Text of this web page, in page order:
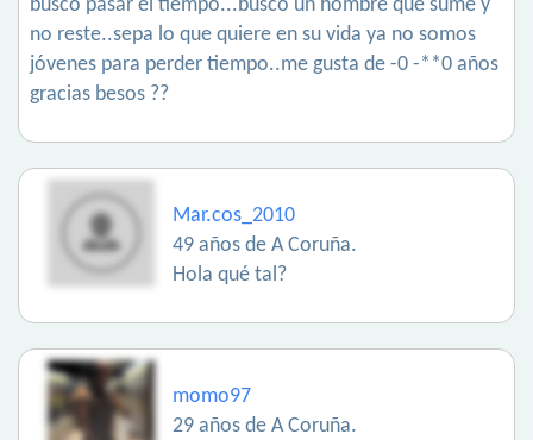
busco pasar el tiempo...busco un hombre que sume y
no reste..sepa lo que quiere en su vida ya no somos
jóvenes para perder tiempo..me gusta de -0 -**0 años
gracias besos ??
Mar.cos_2010
49 años de A Coruña.
Hola qué tal?
momo97
29 años de A Coruña.